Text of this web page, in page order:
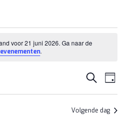
voor 21 juni 2026. Ga naar de
.
EN
Zoeken
Dag
Volgende dag